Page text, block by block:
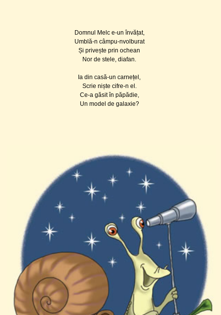
Domnul Melc e-un învățat,
Umblă-n câmpu-nvolburat
Și privește prin ochean
Nor de stele, diafan.
Ia din casă-un carnețel,
Scrie niște cifre-n el.
Ce-a găsit în păpădie,
Un model de galaxie?